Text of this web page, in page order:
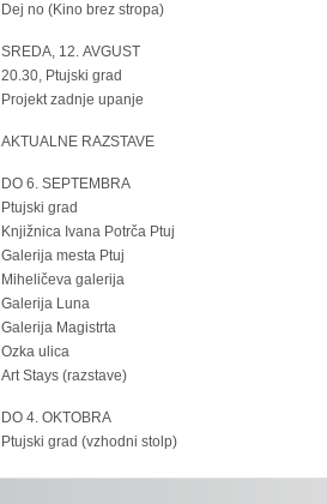
Dej no (Kino brez stropa)
SREDA, 12. AVGUST
20.30, Ptujski grad
Projekt zadnje upanje
AKTUALNE RAZSTAVE
DO 6. SEPTEMBRA
Ptujski grad
Knjižnica Ivana Potrča Ptuj
Galerija mesta Ptuj
Miheličeva galerija
Galerija Luna
Galerija Magistrta
Ozka ulica
Art Stays (razstave)
DO 4. OKTOBRA
Ptujski grad (vzhodni stolp)